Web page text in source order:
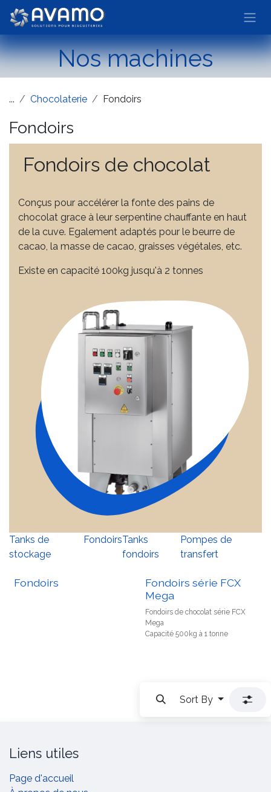
Skip to Content
Nos machines
... Chocolaterie Fondoirs
Fondoirs
Fondoirs de chocolat
Conçus pour accélérer la fonte des pains de
chocolat grace à leur serpentine chauffante en haut
de la cuve. Egalement adaptés pour le beurre de
cacao, la masse de cacao, graisses végétales, etc.
Existe en capacité 100kg jusqu'à 2 tonnes
Tanks de
stockage
FondoirsTanks
fondoirs
Pompes de
transfert
Fondoirs
Fondoirs série FCX
Mega
Fondoirs de chocolat série FCX
Mega
Capacité 500kg à 1 tonne
Sort By
Liens utiles
Page d'accueil